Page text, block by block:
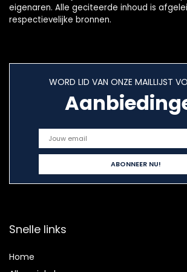
eigenaren. Alle geciteerde inhoud is
respectievelijke bronnen.
WORD LID VAN ONZE MAILLIJST
Snelle links
Home